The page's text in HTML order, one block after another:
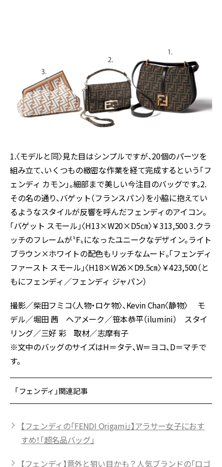
1.〈モデルと同〉見た目はシンプルですが、20個のパーツを
組み立て、いくつもの緻密な作業を経て完成するという「フ
ェンディ カモン」。細部まで美しい今注目のバッグです。2.
その名の通り、バゲット（フランスパン）を小脇に抱えてい
るようなスタイルが反響を呼んだフェンディのアイコン。
「バゲット スモール」〈H13×W20×D5㎝〉￥313,500 3.クラ
ッチのフレームが〝F〟になったユニークなデザイン。ライト
ブラウン×ホワイトの配色もリッチなムード。「フェンディ
ファースト スモール」〈H18×W26×D9.5㎝〉￥423,500（と
もにフェンディ／フェンディ ジャパン）
撮影／柴田フミコ〈人物・ロケ物〉、Kevin Chan〈静物〉 モ
デル／堀田 茜 ヘアメーク／笹本恭平（ilumini） スタイ
リング／三好 彩 取材／志摩有子
※文中のバッグのサイズはH＝タテ、W＝ヨコ、D＝マチで
す。
「フェンディ」関連記事
【フェンディの「FENDI Origami」】アラサー女子におす
すめ！「超名品バッグ」
【フェンディ】意外と狙い目かも？人気ブランドの「ロゴ